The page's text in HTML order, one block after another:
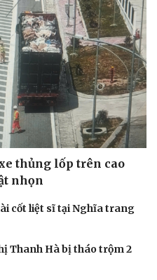
Giải trí
Thời trang
thủng lốp trên cao
nhọn
cốt liệt sĩ tại Nghĩa trang
Thanh Hà bị tháo trộm 2